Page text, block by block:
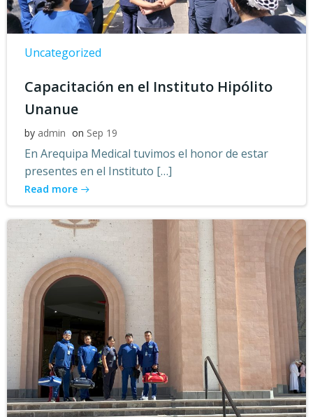
Uncategorized
Capacitación en el Instituto Hipólito
Unanue
by admin on Sep 19
En Arequipa Medical tuvimos el honor de estar
presentes en el Instituto […]
Read more